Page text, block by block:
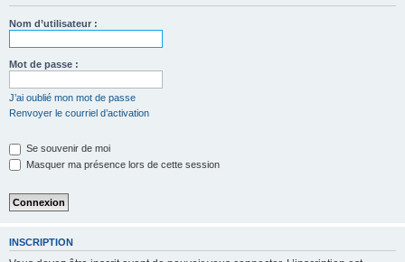
Nom d’utilisateur :
Mot de passe :
J’ai oublié mon mot de passe
Renvoyer le courriel d’activation
Se souvenir de moi
Masquer ma présence lors de cette session
INSCRIPTION